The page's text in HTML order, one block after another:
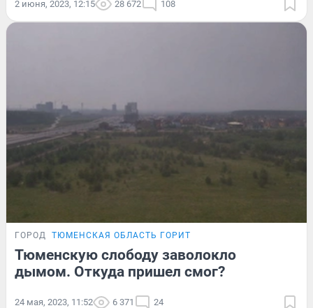
2 июня, 2023, 12:15 28 672 108
ГОРОД ТЮМЕНСКАЯ ОБЛАСТЬ ГОРИТ
Тюменскую слободу заволокло
дымом. Откуда пришел смог?
24 мая, 2023, 11:52 6 371 24